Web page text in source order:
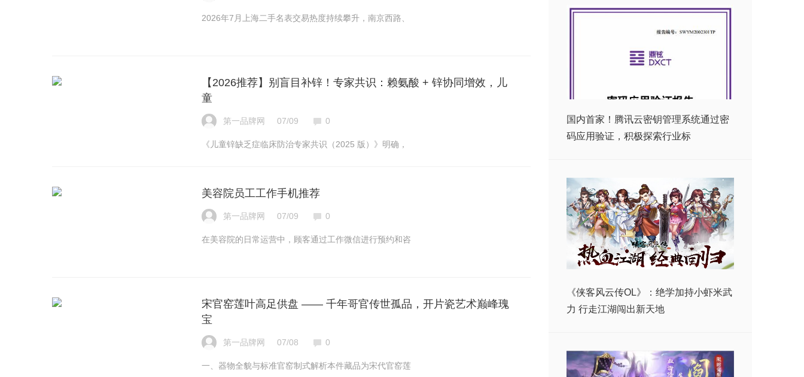
2026年7月上海二手名表交易热度持续攀升，南京西路、
【2026推荐】别盲目补锌！专家共识：赖氨酸 + 锌协同增效，儿
童
第一品牌网 07/09 0
《儿童锌缺乏症临床防治专家共识（2025 版）》明确，
美容院员工工作手机推荐
第一品牌网 07/09 0
在美容院的日常运营中，顾客通过工作微信进行预约和咨
宋官窑莲叶高足供盘 —— 千年哥官传世孤品，开片瓷艺术巅峰瑰
宝
第一品牌网 07/08 0
一、器物全貌与标准官窑制式解析本件藏品为宋代官窑莲
国内首家！腾讯云密钥管理系统通过密
码应用验证，积极探索行业标
《侠客风云传OL》：绝学加持小虾米武
力 行走江湖闯出新天地